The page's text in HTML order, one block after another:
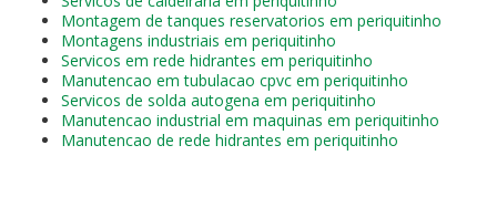
Montagem de tanques reservatorios em periquitinho
Montagens industriais em periquitinho
Servicos em rede hidrantes em periquitinho
Manutencao em tubulacao cpvc em periquitinho
Servicos de solda autogena em periquitinho
Manutencao industrial em maquinas em periquitinho
Manutencao de rede hidrantes em periquitinho